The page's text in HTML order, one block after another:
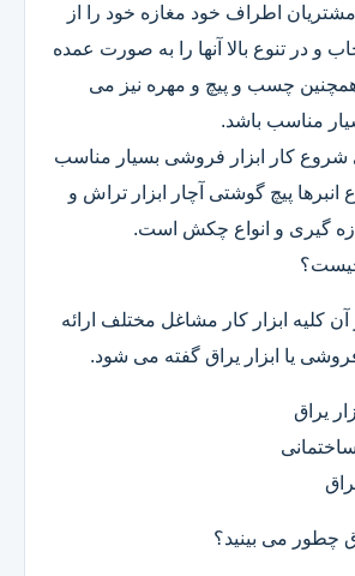
اطراف خود مغازه خود را از
و در تنوع بالا آنها را به صورت عمده
چسب و پیچ و مهره نیز می
مناسب باشد.
شروع کار ابزار فروشی بسیار مناسب
انبرها پیچ گوشتی آچار ابزار تراش و
گیری و انواع چکش است.
کلیه ابزار کار مشاغل مختلف ارائه
یا ابزار یراق گفته می شود.
یراق
چطور می بینید؟